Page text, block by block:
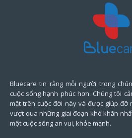
Bluecare tin rằng mỗi người trong
cuộc sống hạnh phúc hơn. Chúng tôi
mặt trên cuộc đời này và được giúp đỡ
vượt qua những giai đoạn khó khăn
một cuộc sống an vui, khỏe mạnh.